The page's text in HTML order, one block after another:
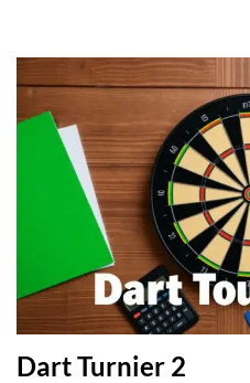
Dart Turnier 2